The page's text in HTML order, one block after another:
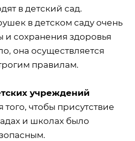
в детский сад.
в детском саду очень
и сохранения здоровья
она осуществляется
правилам.
учреждений
того, чтобы присутствие
и школах было